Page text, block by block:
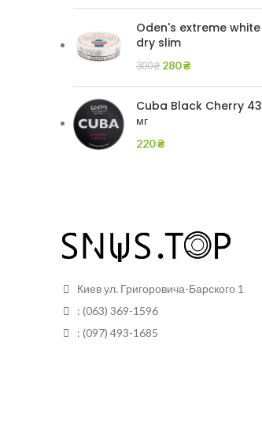
Oden's extreme white
dry slim
300₴ 280₴
Cuba Black Cherry 43
мг
220₴
Киев ул. Григоровича-Барского 1
: (063) 369-1596
: (097) 493-1685